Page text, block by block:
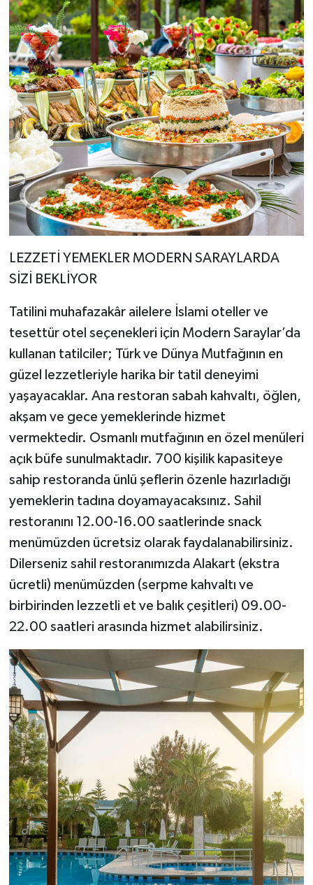
LEZZETİ YEMEKLER MODERN SARAYLARDA
SİZİ BEKLİYOR
Tatilini muhafazakâr ailelere İslami oteller ve
tesettür otel seçenekleri için Modern Saraylar’da
kullanan tatilciler; Türk ve Dünya Mutfağının en
güzel lezzetleriyle harika bir tatil deneyimi
yaşayacaklar. Ana restoran sabah kahvaltı, öğlen,
akşam ve gece yemeklerinde hizmet
vermektedir. Osmanlı mutfağının en özel menüleri
açık büfe sunulmaktadır. 700 kişilik kapasiteye
sahip restoranda ünlü şeflerin özenle hazırladığı
yemeklerin tadına doyamayacaksınız. Sahil
restoranını 12.00-16.00 saatlerinde snack
menümüzden ücretsiz olarak faydalanabilirsiniz.
Dilerseniz sahil restoranımızda Alakart (ekstra
ücretli) menümüzden (serpme kahvaltı ve
birbirinden lezzetli et ve balık çeşitleri) 09.00-
22.00 saatleri arasında hizmet alabilirsiniz.